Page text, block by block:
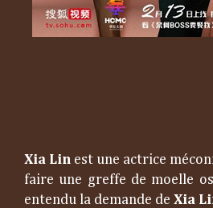
Xia Lin est une actrice
faire une greffe de moelle
entendu la demande de Xia